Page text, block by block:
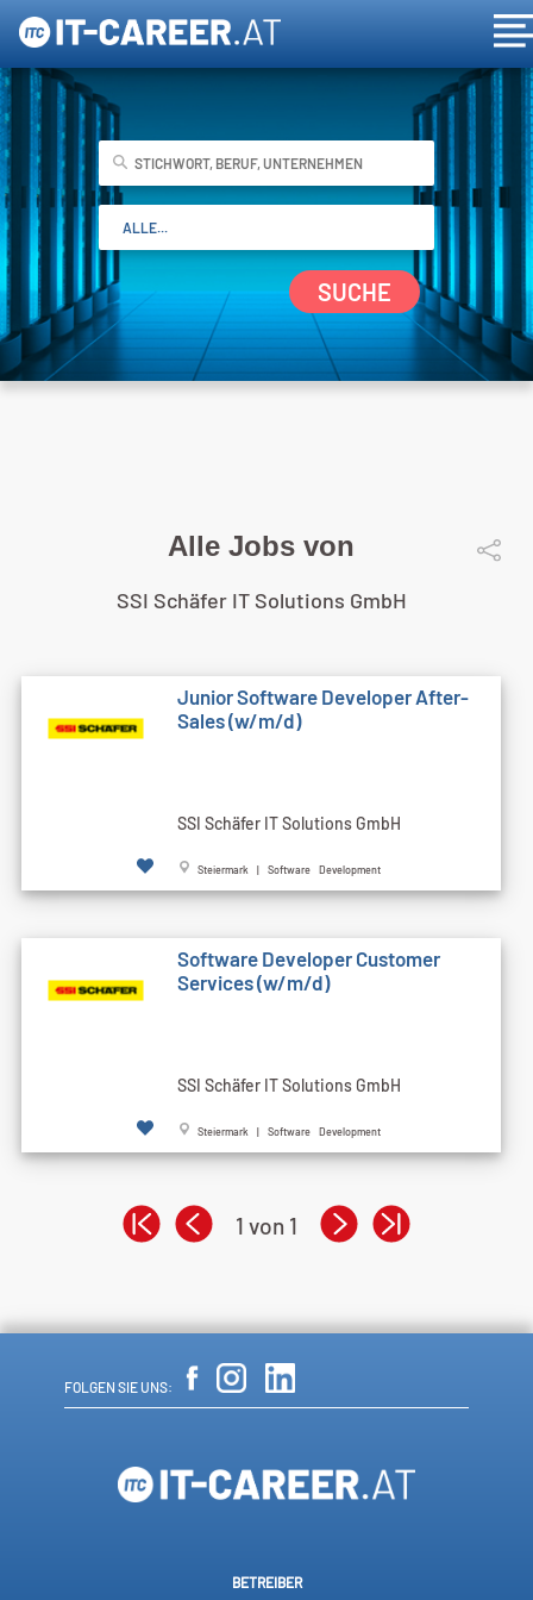
SUCHE
Alle Jobs von
SSI Schäfer IT Solutions GmbH
Junior Software Developer After-
Sales (w/m/d)
SSI Schäfer IT Solutions GmbH
Steiermark | Software Development
Software Developer Customer
Services (w/m/d)
SSI Schäfer IT Solutions GmbH
Steiermark | Software Development
1 von 1
FOLGEN SIE UNS:
BETREIBER